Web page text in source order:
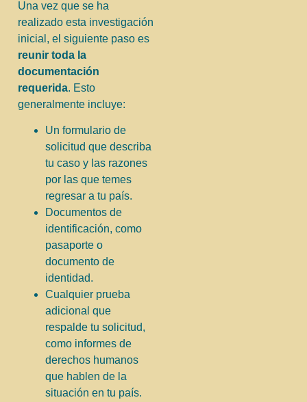
Una vez que se ha
realizado esta investigación
inicial, el siguiente paso es
reunir toda la
documentación
requerida. Esto
generalmente incluye:
Un formulario de
solicitud que describa
tu caso y las razones
por las que temes
regresar a tu país.
Documentos de
identificación, como
pasaporte o
documento de
identidad.
Cualquier prueba
adicional que
respalde tu solicitud,
como informes de
derechos humanos
que hablen de la
situación en tu país.